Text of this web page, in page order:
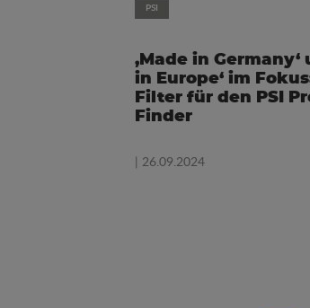
PSI
‚Made in Germany‘
in Europe‘ im
Filter für den PSI
Finder
| 26.09.2024